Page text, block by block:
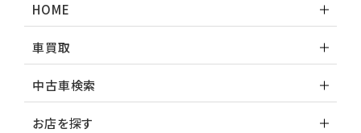
HOME
車買取
中古車検索
お店を探す